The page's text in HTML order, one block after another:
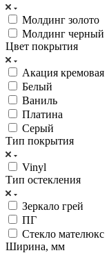
Молдинг золото
Молдинг черный
Цвет покрытия
Акация кремовая
Белый
Ваниль
Платина
Серый
Тип покрытия
Vinyl
Тип остекления
Зеркало грей
ПГ
Стекло мателюкс
Ширина, мм